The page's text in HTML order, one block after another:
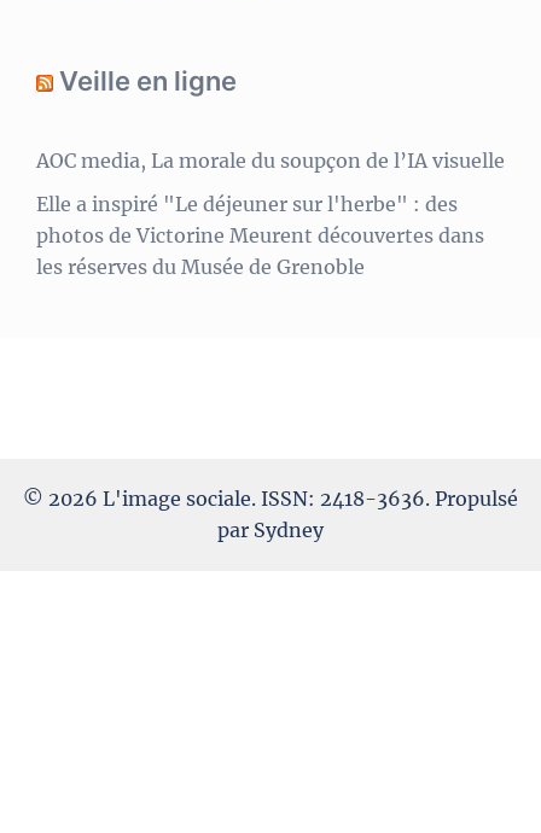
Veille en ligne
AOC media, La morale du soupçon de l’IA visuelle
Elle a inspiré "Le déjeuner sur l'herbe" : des
photos de Victorine Meurent découvertes dans
les réserves du Musée de Grenoble
© 2026 L'image sociale. ISSN: 2418-3636. Propulsé
par Sydney